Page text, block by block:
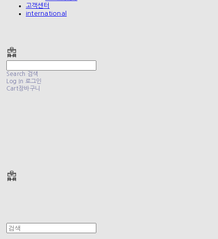
고객센터
international
Search 검색
Log In 로그인
Cart장바구니